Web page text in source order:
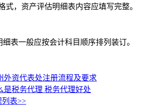
式，资产评估明细表内容应填写完整。
一般应按会计科目顺序排列装订。
外资代表处注册流程及要求
是税务代理 税务代理好处
表>>